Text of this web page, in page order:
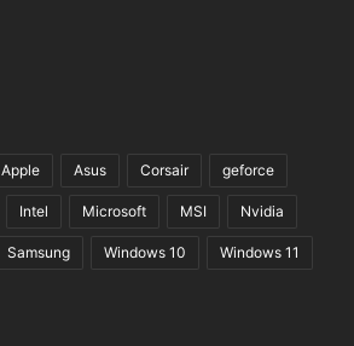
Apple Asus Corsair geforce
Intel Microsoft MSI Nvidia
Samsung Windows 10 Windows 11